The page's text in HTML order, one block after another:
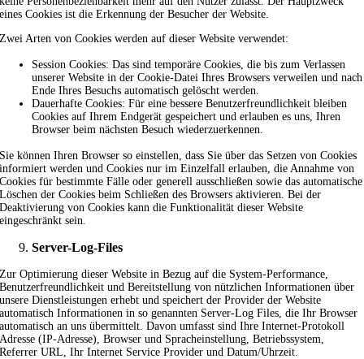
eines Cookies ist die Erkennung der Besucher der Website.
Zwei Arten von Cookies werden auf dieser Website verwendet:
Session Cookies: Das sind temporäre Cookies, die bis zum Verlassen
unserer Website in der Cookie-Datei Ihres Browsers verweilen und nach
Ende Ihres Besuchs automatisch gelöscht werden.
Dauerhafte Cookies: Für eine bessere Benutzerfreundlichkeit bleiben
Cookies auf Ihrem Endgerät gespeichert und erlauben es uns, Ihren
Browser beim nächsten Besuch wiederzuerkennen.
Sie können Ihren Browser so einstellen, dass Sie über das Setzen von Cookies
informiert werden und Cookies nur im Einzelfall erlauben, die Annahme von
Cookies für bestimmte Fälle oder generell ausschließen sowie das automatische
Löschen der Cookies beim Schließen des Browsers aktivieren. Bei der
Deaktivierung von Cookies kann die Funktionalität dieser Website
eingeschränkt sein.
Server-Log-Files
Zur Optimierung dieser Website in Bezug auf die System-Performance,
Benutzerfreundlichkeit und Bereitstellung von nützlichen Informationen über
unsere Dienstleistungen erhebt und speichert der Provider der Website
automatisch Informationen in so genannten Server-Log Files, die Ihr Browser
automatisch an uns übermittelt. Davon umfasst sind Ihre Internet-Protokoll
Adresse (IP-Adresse), Browser und Spracheinstellung, Betriebssystem,
Referrer URL, Ihr Internet Service Provider und Datum/Uhrzeit.